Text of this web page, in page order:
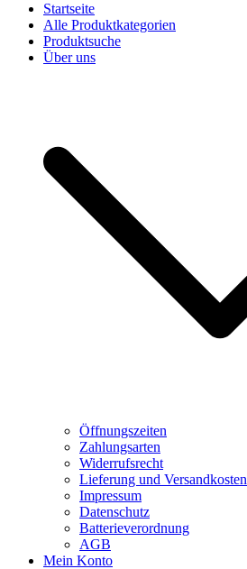
Startseite
Alle Produktkategorien
Produktsuche
Über uns
Öffnungszeiten
Zahlungsarten
Widerrufsrecht
Lieferung und Versandkosten
Impressum
Datenschutz
Batterieverordnung
AGB
Mein Konto